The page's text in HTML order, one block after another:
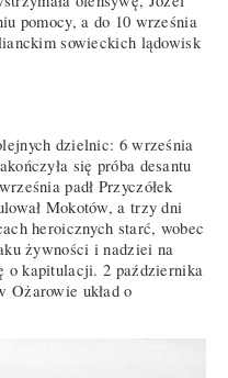
pomocy, a do 10 września
sowieckich lądowisk
dzielnic: 6 września
się próba desantu
padł Przyczółek
Mokotów, a trzy dni
heroicznych starć, wobec
żywności i nadziei na
o kapitulacji. 2 października
układ o